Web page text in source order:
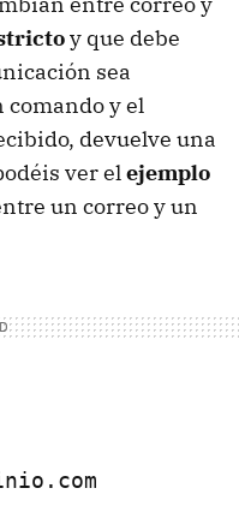
y que debe
sea
comando y el
devuelve una
ver elejemplo
un correo y un